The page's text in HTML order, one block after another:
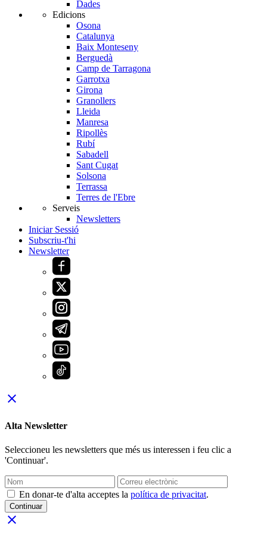
Dades
Edicions
Osona
Catalunya
Baix Monteseny
Berguedà
Camp de Tarragona
Garrotxa
Girona
Granollers
Lleida
Manresa
Ripollès
Rubí
Sabadell
Sant Cugat
Solsona
Terrassa
Terres de l'Ebre
Serveis
Newsletters
Iniciar Sessió
Subscriu-t'hi
Newsletter
close
Alta Newsletter
Seleccioneu les newsletters que més us interessen i feu clic a
'Continuar'.
En donar-te d'alta acceptes la política de privacitat.
Continuar
close